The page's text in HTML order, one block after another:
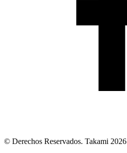
© Derechos Reservados. Takami 2026